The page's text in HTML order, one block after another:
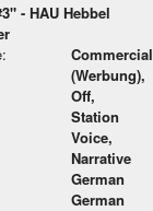
- HAU Hebbel
Commercial
(Werbung),
Off,
Station
Voice,
Narrative
German
German